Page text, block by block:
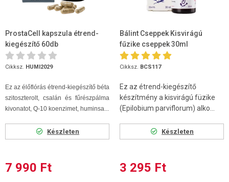
ProstaCell kapszula étrend-
kiegészítő 60db
Cikksz. HUMI2029
Ez az élőflórás étrend-kiegészítő béta
szitoszterolt, csalán és fűrészpálma
kivonatot, Q-10 koenzimet, huminsa...
Készleten
7 990 Ft
Bálint Cseppek Kisvirágú
fűzike cseppek 30ml
Cikksz. BCS117
Ez az étrend-kiegészítő
készítmény a kisvirágú füzike
(Epilobium parviflorum) alko...
Készleten
3 295 Ft